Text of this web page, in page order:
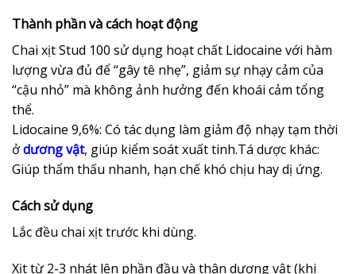
Thành phần và cách hoạt động
Chai xịt Stud 100 sử dụng hoạt chất Lidocaine với hàm
lượng vừa đủ để “gây tê nhẹ”, giảm sự nhạy cảm của
“cậu nhỏ” mà không ảnh hưởng đến khoái cảm tổng
thể.
Lidocaine 9,6%: Có tác dụng làm giảm độ nhạy tạm thời
ởdương vật, giúp kiểm soát xuất tinh.Tá dược khác:
Giúp thẩm thấu nhanh, hạn chế khó chịu hay dị ứng.
Cách sử dụng
Lắc đều chai xịt trước khi dùng.
Xịt từ 2-3 nhát lên phần đầu và thân dương vật (khi